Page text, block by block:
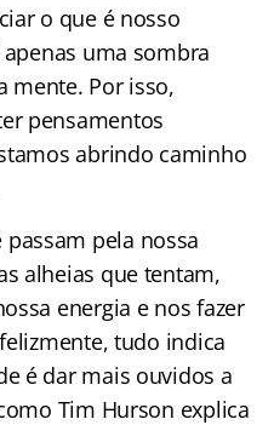
o que é nosso
uma sombra
mente. Por isso,
pensamentos
abrindo caminho
pela nossa
alheias que tentam,
energia e nos fazer
tudo indica
é dar mais ouvidos a
Tim Hurson explica